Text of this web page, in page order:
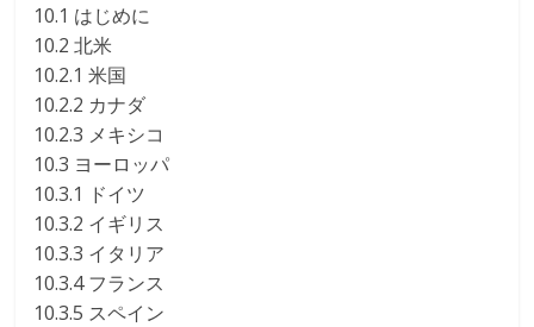
10.1 はじめに
10.2 北米
10.2.1 米国
10.2.2 カナダ
10.2.3 メキシコ
10.3 ヨーロッパ
10.3.1 ドイツ
10.3.2 イギリス
10.3.3 イタリア
10.3.4 フランス
10.3.5 スペイン